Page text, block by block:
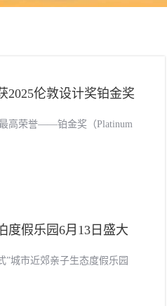
伦敦设计奖铂金奖
高荣誉——铂金奖（Platinum
假乐园6月13日盛大
”城市近郊亲子生态度假乐园